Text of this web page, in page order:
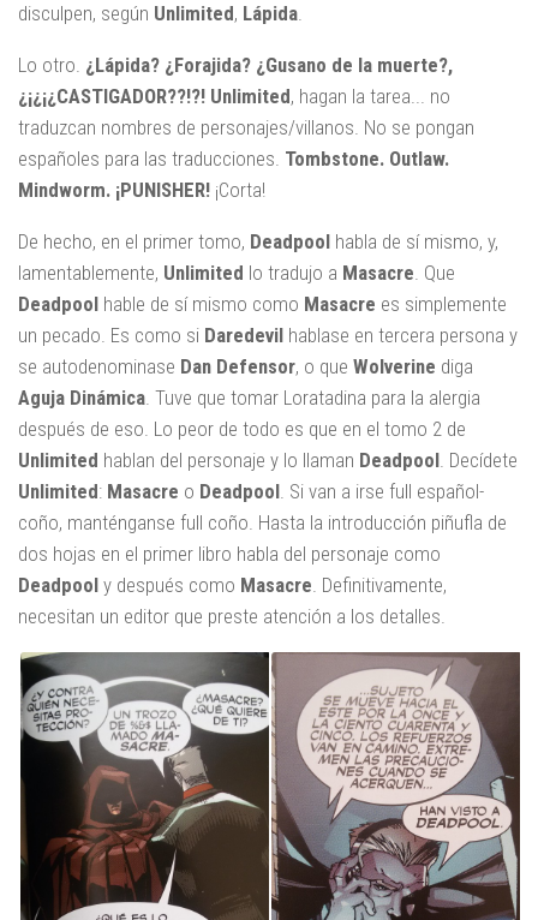
disculpen, según Unlimited, Lápida.
Lo otro. ¿Lápida? ¿Forajida? ¿Gusano de la muerte?,
¿¡¿¡¿CASTIGADOR??!?! Unlimited, hagan la tarea... no
traduzcan nombres de personajes/villanos. No se pongan
españoles para las traducciones. Tombstone. Outlaw.
Mindworm. ¡PUNISHER! ¡Corta!
De hecho, en el primer tomo, Deadpool habla de sí mismo, y,
lamentablemente, Unlimited lo tradujo a Masacre . Que
Deadpool hable de sí mismo como Masacre es simplemente
un pecado. Es como si Daredevil hablase en tercera persona y
se autodenominase Dan Defensor, o que Wolverine diga
Aguja Dinámica . Tuve que tomar Loratadina para la alergia
después de eso. Lo peor de todo es que en el tomo 2 de
Unlimited hablan del personaje y lo llaman Deadpool . Decídete
Unlimited: Masacre o Deadpool . Si van a irse full español-
coño, manténganse full coño. Hasta la introducción piñufla de
dos hojas en el primer libro habla del personaje como
Deadpool y después como Masacre . Definitivamente,
necesitan un editor que preste atención a los detalles.